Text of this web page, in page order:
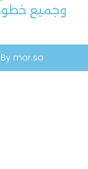
وجميع خطوط
mar.sa